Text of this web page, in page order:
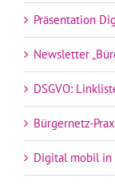
Präsentation
Newsletter
DSGVO:
Bürgernetz-
Digital mobil in